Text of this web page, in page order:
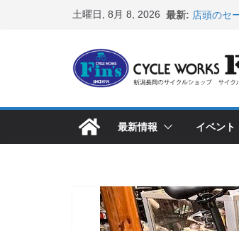
へ
キ
土曜日, 8月 8, 2026 最新: 店頭のセ
ス カス
8月1・2
峰ヘルメ
など（２
【 重要
入荷して
最新情報 イベント